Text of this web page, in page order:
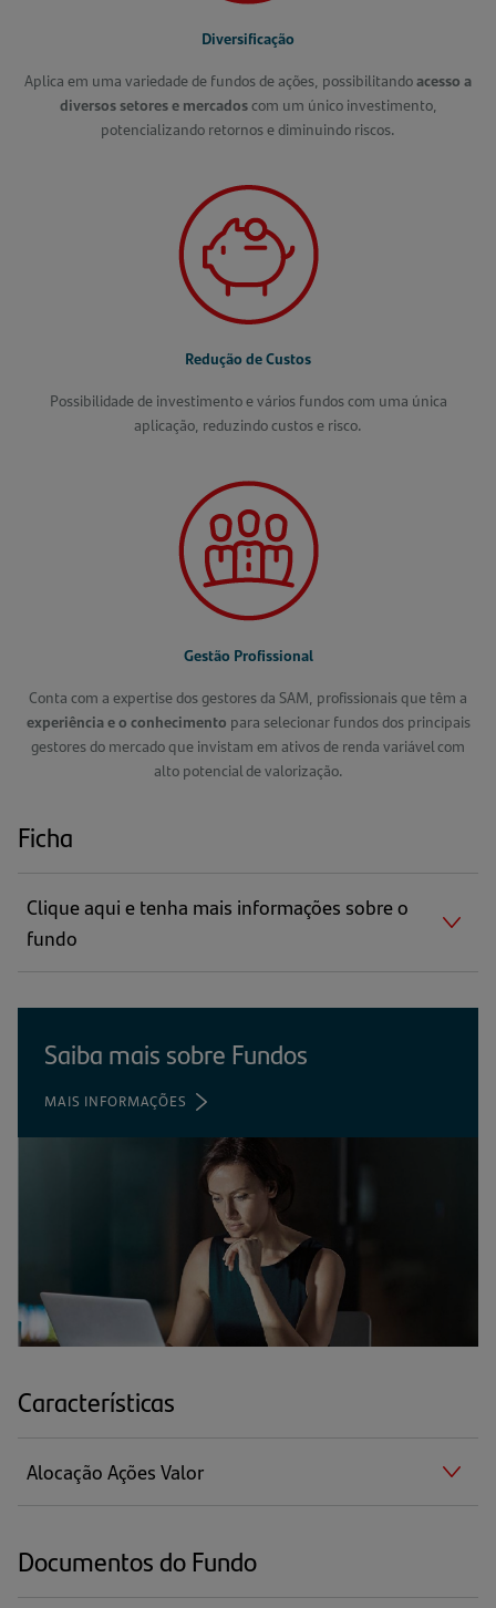
Diversificação
Aplica em uma variedade de fundos de ações, possibilitandoacesso a
diversos setores e mercadoscom um único investimento,
potencializando retornos e diminuindo riscos.
Redução de Custos
Possibilidade de investimento e vários fundos com uma única
aplicação, reduzindo custos e risco.
Gestão Profissional
Conta com a expertise dos gestores da SAM, profissionais que têm a
experiência e o conhecimento para selecionar fundos dos principais
gestores do mercado que invistam em ativos de renda variável com
alto potencial de valorização.
Ficha
Clique aqui e tenha mais informações sobre o
fundo
Saiba mais sobre Fundos
MAIS INFORMAÇÕES (ABRE
UMA
NOVA
ABA)
Características
Alocação Ações Valor
Documentos do Fundo